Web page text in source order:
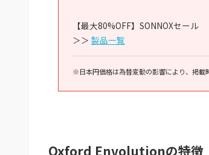
【最大80%OFF】SONNOXセール
＞＞ 製品一覧
※日本円価格は為替変動の影響により、掲載
Oxford Envolutionの特徴